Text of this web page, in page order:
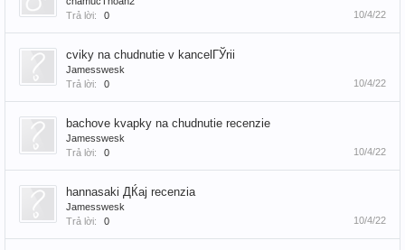
Trả lời:
0 10/4/22
cviky na chudnutie v kancelГЎrii
Jamesswesk
Trả lời:
0 10/4/22
bachove kvapky na chudnutie recenzie
Jamesswesk
Trả lời:
0 10/4/22
hannasaki ДЌaj recenzia
Jamesswesk
Trả lời:
0 10/4/22